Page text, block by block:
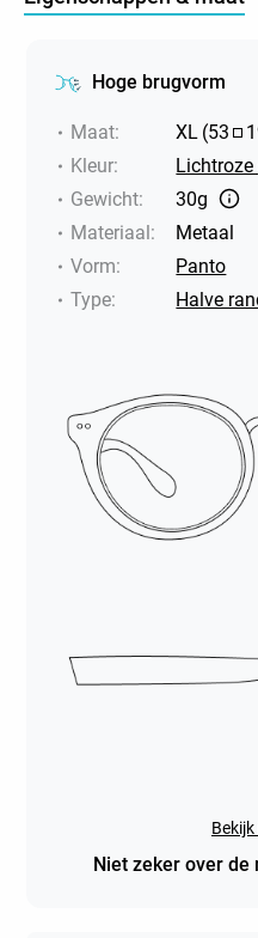
Hoge brugvorm
Maat: XL (53
Kleur:
Lichtroze
Gewicht:
30g
Materiaal:
Metaal
Vorm:
Panto
Type: Halve
Niet zeker over de